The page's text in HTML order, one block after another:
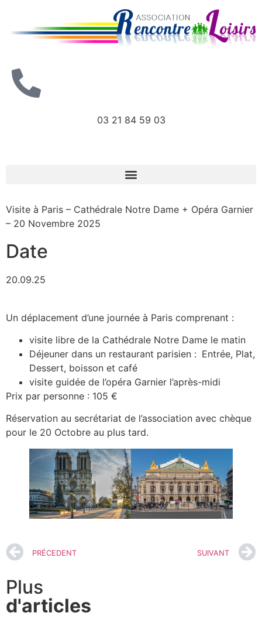
03 21 84 59 03
Visite à Paris – Cathédrale Notre Dame + Opéra Garnier
– 20 Novembre 2025
Date
20.09.25
Un déplacement d’une journée à Paris comprenant :
visite libre de la Cathédrale Notre Dame le matin
Déjeuner dans un restaurant parisien : Entrée, Plat,
Dessert, boisson et café
visite guidée de l’opéra Garnier l’après-midi
Prix par personne : 105 €
Réservation au secrétariat de l’association avec chèque
pour le 20 Octobre au plus tard.
PRÉCEDENT SUIVANT
Plus
d'articles